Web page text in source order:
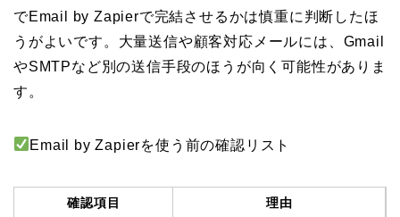
でEmail by Zapierで完結させるかは慎重に判断したほ
うがよいです。大量送信や顧客対応メールには、Gmail
やSMTPなど別の送信手段のほうが向く可能性がありま
す。
Email by Zapierを使う前の確認リスト
確認項目 理由